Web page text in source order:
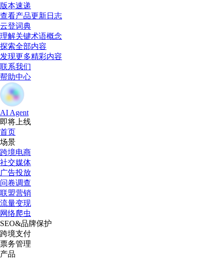
版本速递
查看产品更新日志
云登词典
理解关键术语概念
探索全部内容
发现更多精彩内容
联系我们
帮助中心
AI Agent
即将上线
首页
场景
跨境电商
社交媒体
广告投放
问卷调查
联盟营销
流量变现
网络爬虫
SEO&品牌保护
跨境支付
票务管理
产品